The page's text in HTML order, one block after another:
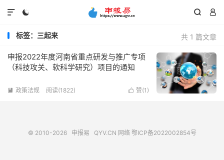
  

共 1 篇文章
标签：三起来
申报2022年度河南省重点研发与推广专项
（科技攻关、软科学研究）项目的通知
 赞(1 )
 政策法规 阅读(1822)
© 2010-2026 申报易 QYV.CN 网络 鄂ICP备2022002854号